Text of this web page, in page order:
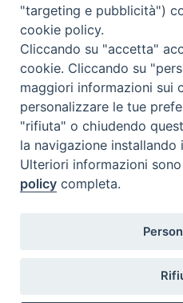
l m m g
28
3
4 5 6
10
11 12 13
17
18 19
24 25 26 27
31 1
"targeting e pubblicità")
cookie policy.
Cliccando su "accetta"
cookie. Cliccando su
maggiori informazioni sui
personalizzare le tue
"rifiuta" o chiudendo
la navigazione
Ulteriori informazioni
policy completa.